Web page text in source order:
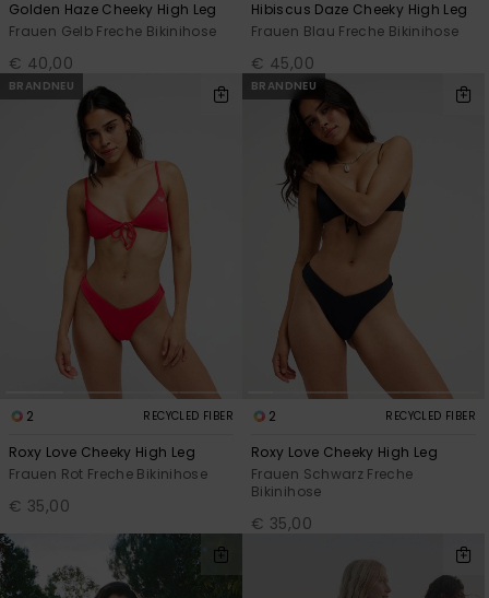
Golden Haze Cheeky High Leg
Frauen Gelb Freche Bikinihose
€ 40,00
Hibiscus Daze Cheeky High Leg
Frauen Blau Freche Bikinihose
€ 45,00
BRANDNEU
2 RECYCLED FIBER
Roxy Love Cheeky High Leg
Frauen Rot Freche Bikinihose
€ 35,00
BRANDNEU
2 RECYCLED FIBER
Roxy Love Cheeky High Leg
Frauen Schwarz Freche
Bikinihose
€ 35,00